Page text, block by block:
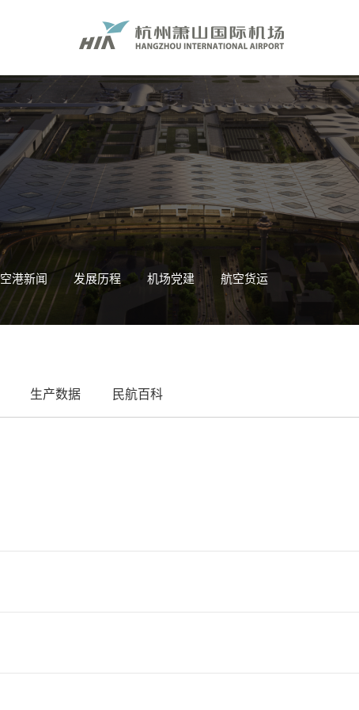
空港新闻 发展历程 机场党建 航空货运
生产数据 民航百科